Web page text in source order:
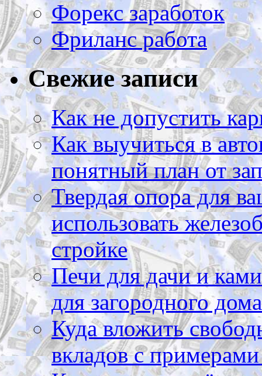
Форекс заработок
Фриланс работа
Свежие записи
Как не допустить
Как выучиться в
понятный план от
Твердая опора для
использовать
стройке
Печи для дачи и
для загородного дома
Куда вложить
вкладов с